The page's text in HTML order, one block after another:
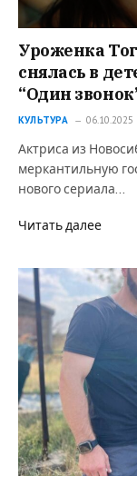
Уроженка
снялась в
“Один
КУЛЬТУРА 06.10.2025
Актриса из
меркантильную
нового сериала…
Читать далее